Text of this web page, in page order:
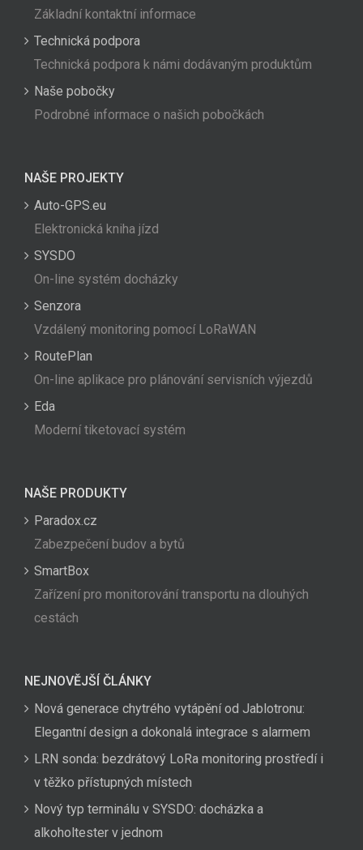
Základní kontaktní informace
Technická podpora
Technická podpora k námi dodávaným produktům
Naše pobočky
Podrobné informace o našich pobočkách
NAŠE PROJEKTY
Auto-GPS.eu
Elektronická kniha jízd
SYSDO
On-line systém docházky
Senzora
Vzdálený monitoring pomocí LoRaWAN
RoutePlan
On-line aplikace pro plánování servisních výjezdů
Eda
Moderní tiketovací systém
NAŠE PRODUKTY
Paradox.cz
Zabezpečení budov a bytů
SmartBox
Zařízení pro monitorování transportu na dlouhých
cestách
NEJNOVĚJŠÍ ČLÁNKY
Nová generace chytrého vytápění od Jablotronu:
Elegantní design a dokonalá integrace s alarmem
LRN sonda: bezdrátový LoRa monitoring prostředí i
v těžko přístupných místech
Nový typ terminálu v SYSDO: docházka a
alkoholtester v jednom